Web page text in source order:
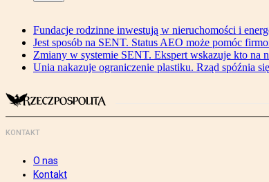
Fundacje rodzinne inwestują w nieruchomości i
Jest sposób na SENT. Status AEO może pomóc
Zmiany w systemie SENT. Ekspert wskazuje kto na
Unia nakazuje ograniczenie plastiku. Rząd spóźnia
KONTAKT
O nas
Kontakt